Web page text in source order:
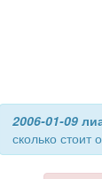
2006-01-09
сколько стоит